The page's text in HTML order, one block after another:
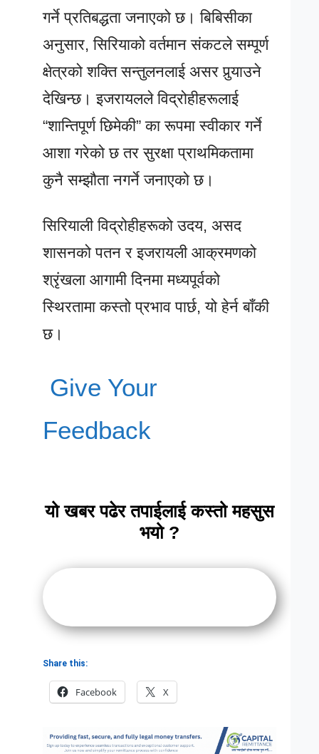
गर्ने प्रतिबद्धता जनाएको छ। बिबिसीका
अनुसार, सिरियाको वर्तमान संकटले सम्पूर्ण
क्षेत्रको शक्ति सन्तुलनलाई असर पुर्‍याउने
देखिन्छ। इजरायलले विद्रोहीहरूलाई
“शान्तिपूर्ण छिमेकी” का रूपमा स्वीकार गर्ने
आशा गरेको छ तर सुरक्षा प्राथमिकतामा
कुनै सम्झौता नगर्ने जनाएको छ।
सिरियाली विद्रोहीहरूको उदय, असद
शासनको पतन र इजरायली आक्रमणको
श्रृंखला आगामी दिनमा मध्यपूर्वको
स्थिरतामा कस्तो प्रभाव पार्छ, यो हेर्न बाँकी
छ।
Give Your
Feedback
यो खबर पढेर तपाईलाई कस्तो महसुस
भयो ?
Share this:
Facebook X